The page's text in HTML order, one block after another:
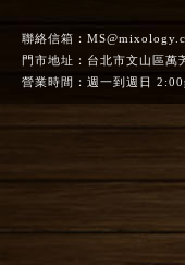
聯絡信箱：
門市地址：台北市文山區萬
營業時間：週一到週日